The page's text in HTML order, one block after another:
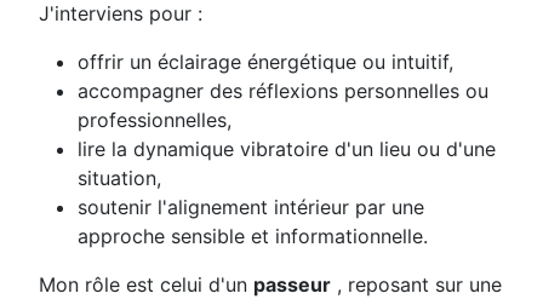
J'interviens pour :
offrir un éclairage énergétique ou intuitif,
accompagner des réflexions personnelles ou
professionnelles,
lire la dynamique vibratoire d'un lieu ou d'une
situation,
soutenir l'alignement intérieur par une
approche sensible et informationnelle.
Mon rôle est celui d'un passeur , reposant sur une